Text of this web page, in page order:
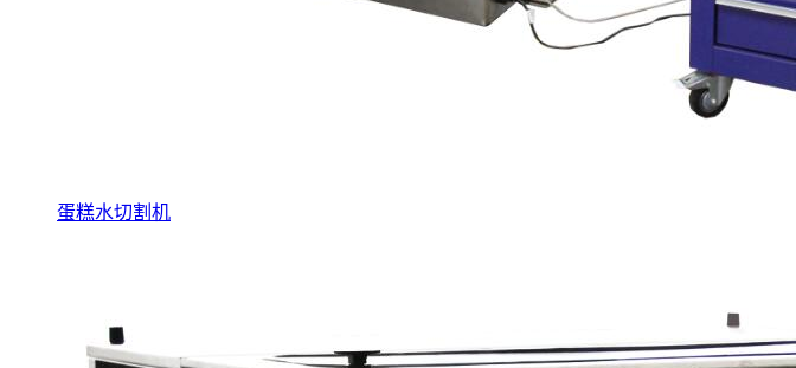
蛋糕水切割机